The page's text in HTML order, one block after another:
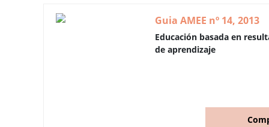
Guia AMEE nº 14, 2013
Educación basada en
de aprendizaje